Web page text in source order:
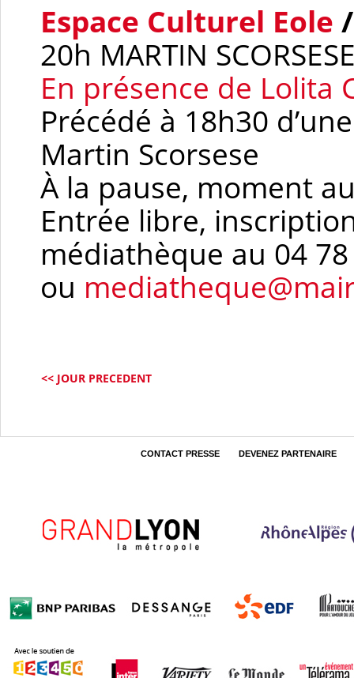
Espace Culturel Eole
20h MARTIN
En présence de Lolita
Précédé à 18h30
Martin Scorsese
À la pause, moment
Entrée libre,
médiathèque au 04
ou
<< JOUR PRECEDENT
CONTACT PRESSE DEVENEZ PARTENAIRE